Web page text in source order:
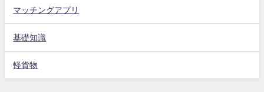
マッチングアプリ
基礎知識
軽貨物